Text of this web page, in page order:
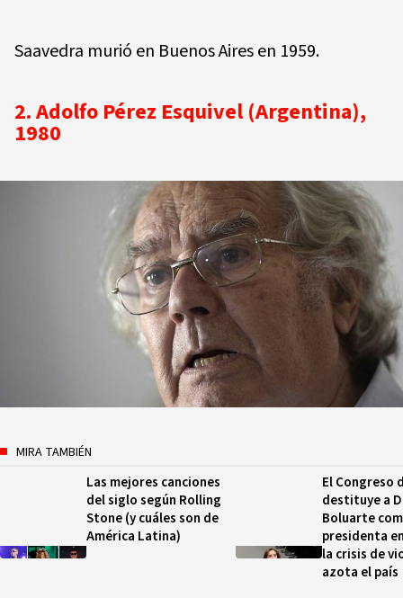
Saavedra murió en Buenos Aires en 1959.
2. Adolfo Pérez Esquivel (Argentina),
1980
MIRA TAMBIÉN
Las mejores canciones
del siglo según Rolling
Stone (y cuáles son de
América Latina)
El Congreso
destituye a
Boluarte
presidenta
la crisis de
azota el país